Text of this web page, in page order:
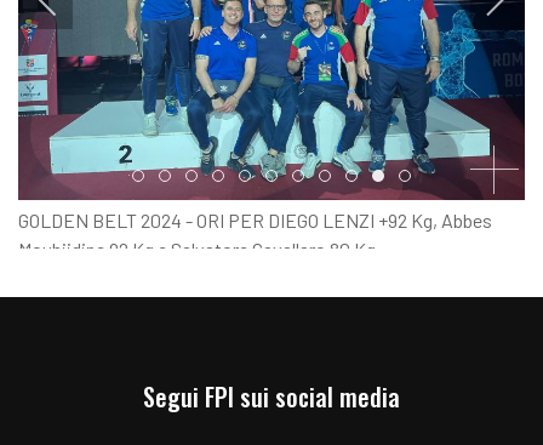
Item 0Item 1Item 2Item 3Item 4Item 5Item 6Item 7Item 8
Item 9Item 10
GOLDEN BELT 2024 - ORI PER DIEGO LENZI +92 Kg, Abbes
Mouhiidine 92 Kg e Salvatore Cavallaro 80 Kg
Segui FPI sui social media